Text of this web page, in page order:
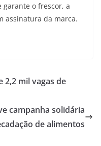
o frescor, a
assinatura da marca.
2,2 mil vagas de
campanha solidária
de alimentos